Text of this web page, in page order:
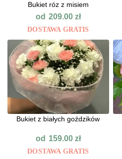
Bukiet róz z misiem
od 209.00 zł
DOSTAWA GRATIS
Bukiet z białych goździków
od 159.00 zł
DOSTAWA GRATIS